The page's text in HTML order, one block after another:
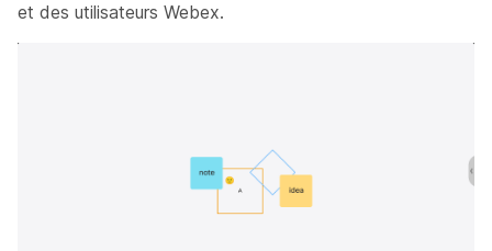
et des utilisateurs Webex.